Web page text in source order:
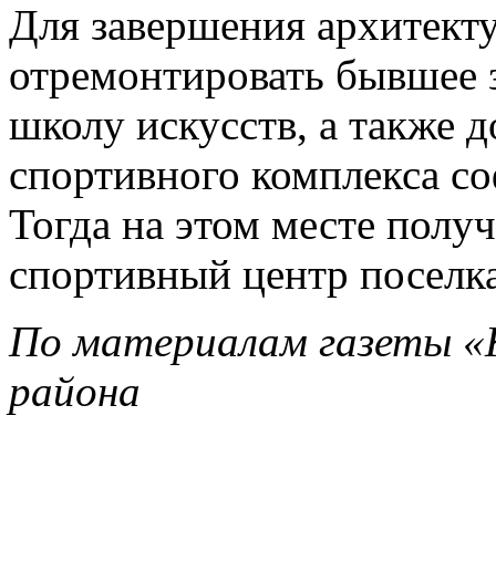
Для завершения
отремонтировать
школу искусств, а также
спортивного комплекса
Тогда на этом месте
спортивный центр
По материалам газеты
района